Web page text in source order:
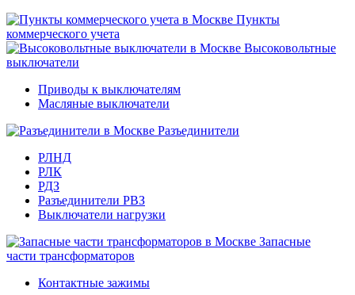
Пункты
коммерческого учета
Высоковольтные
выключатели
Приводы к выключателям
Масляные выключатели
Разъединители
РЛНД
РЛК
РДЗ
Разъединители РВЗ
Выключатели нагрузки
Запасные
части трансформаторов
Контактные зажимы